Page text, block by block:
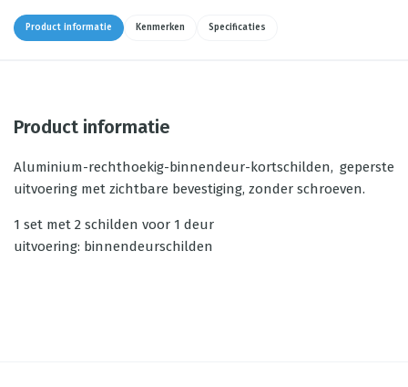
Product informatie Kenmerken Specificaties
Product informatie
Aluminium-rechthoekig-binnendeur-kortschilden, geperste
uitvoering met zichtbare bevestiging, zonder schroeven.
1 set met 2 schilden voor 1 deur
uitvoering: binnendeurschilden